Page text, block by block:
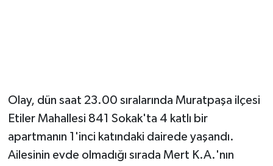
Olay, dün saat 23.00 sıralarında Muratpaşa ilçesi
Etiler Mahallesi 841 Sokak'ta 4 katlı bir
apartmanın 1'inci katındaki dairede yaşandı.
Ailesinin evde olmadığı sırada Mert K.A.'nın